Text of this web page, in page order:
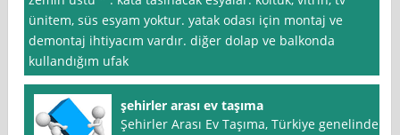
ünitem, süs esyam yoktur. yatak odası için montaj ve
demontaj ihtiyacım vardır. diğer dolap ve balkonda
kullandığım ufak
şehirler arası ev taşıma
Şehirler Arası Ev Taşıma, Türkiye genelinde